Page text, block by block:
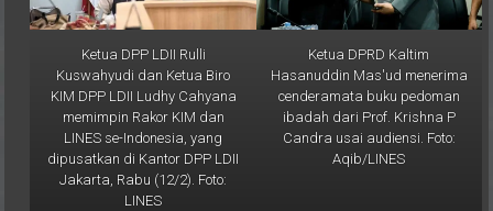
Ketua DPP LDII Rulli
Kuswahyudi dan Ketua Biro
KIM DPP LDII Ludhy Cahyana
memimpin Rakor KIM dan
LINES se-Indonesia, yang
dipusatkan di Kantor DPP LDII
Jakarta, Rabu (12/2). Foto:
LINES
Ketua DPRD Kaltim
Hasanuddin Mas'ud menerima
cenderamata buku pedoman
ibadah dari Prof. Krishna P
Candra usai audiensi. Foto:
Aqib/LINES